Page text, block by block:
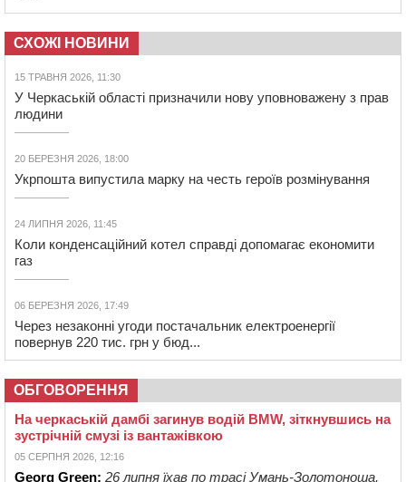
СХОЖІ НОВИНИ
15 ТРАВНЯ 2026, 11:30
У Черкаській області призначили нову уповноважену з прав
людини
20 БЕРЕЗНЯ 2026, 18:00
Укрпошта випустила марку на честь героїв розмінування
24 ЛИПНЯ 2026, 11:45
Коли конденсаційний котел справді допомагає економити
газ
06 БЕРЕЗНЯ 2026, 17:49
Через незаконні угоди постачальник електроенергії
повернув 220 тис. грн у бюд...
ОБГОВОРЕННЯ
На черкаській дамбі загинув водій BMW, зіткнувшись на
зустрічній смузі із вантажівкою
05 СЕРПНЯ 2026, 12:16
Georg Green: 26 липня їхав по трасі Умань-Золотоноша,